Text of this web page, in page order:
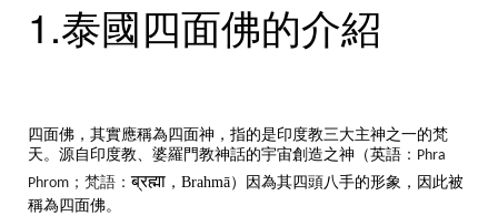
1.泰國四面佛的介紹
四面佛，其實應稱為四面神，指的是印度教三大主神之一的梵
天。源自印度教、婆羅門教神話的宇宙創造之神（英語 ： Phra
Phrom ；梵語：ब्रह्मा ， Brahmā）因為其四頭八手的形象，因此被
稱為四面佛。